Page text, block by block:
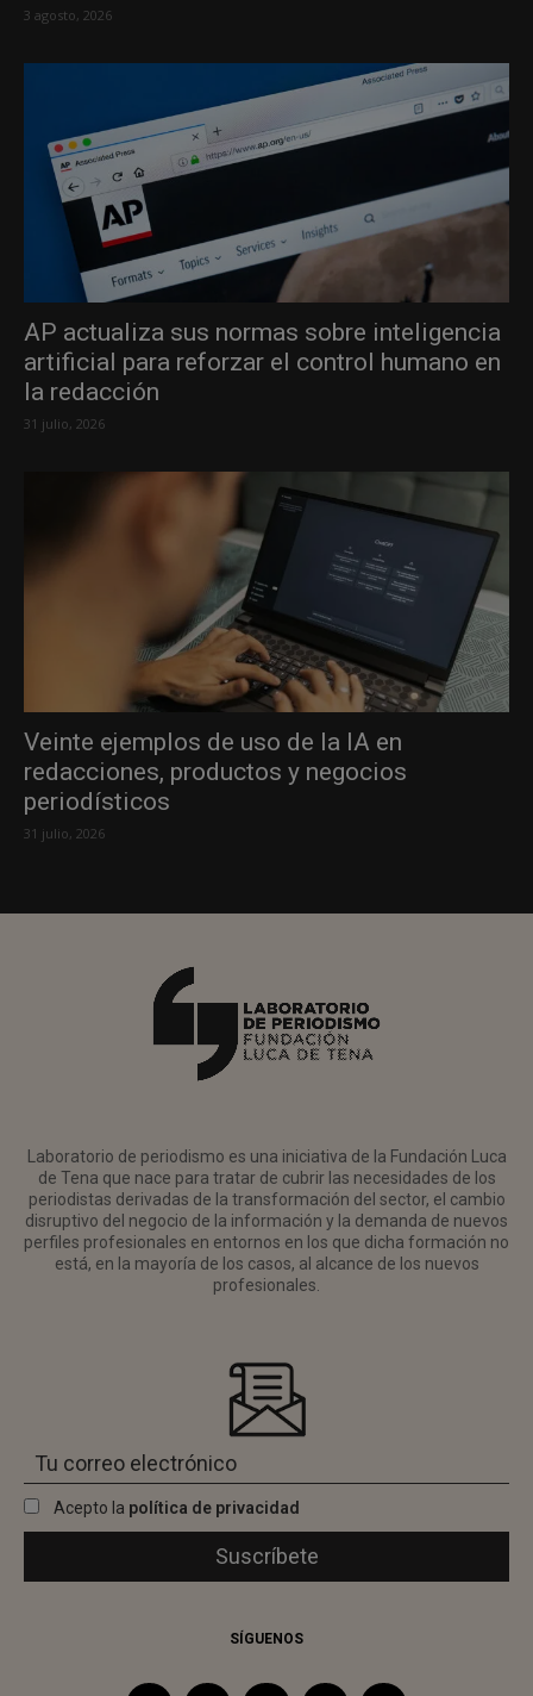
3 agosto, 2026
AP actualiza sus normas sobre inteligencia
artificial para reforzar el control humano en
la redacción
31 julio, 2026
Veinte ejemplos de uso de la IA en
redacciones, productos y negocios
periodísticos
31 julio, 2026
Laboratorio de periodismo es una iniciativa de la Fundación Luca
de Tena que nace para tratar de cubrir las necesidades de los
periodistas derivadas de la transformación del sector, el cambio
disruptivo del negocio de la información y la demanda de nuevos
perfiles profesionales en entornos en los que dicha formación no
está, en la mayoría de los casos, al alcance de los nuevos
profesionales.
Acepto la política de privacidad
SÍGUENOS